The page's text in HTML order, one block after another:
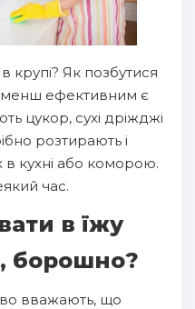
крупі? Як позбутися
менш ефективним є
цукор, сухі дріжджі
розтирають і
кухні або коморою.
час.
в їжу
борошно?
вважають, що